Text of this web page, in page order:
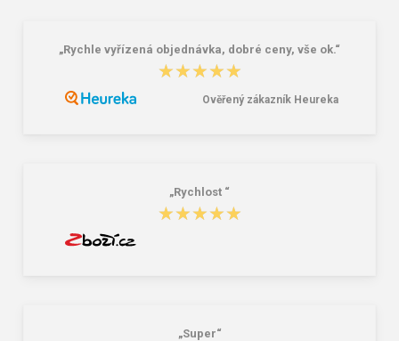
Australian Line EMERTON Pracovné
14,84 € 51,13 €
KNOXFIELD HI-VIS Reflexná polo
5,94 €
„Rychle vyřízená objednávka, dobré ceny, vše ok.“
★★★★★
★★★★★
Ověřený zákazník Heureka
„Rychlost “
★★★★★
★★★★★
„Super“